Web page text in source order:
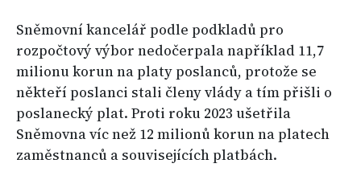
Sněmovní kancelář podle podkladů pro
rozpočtový výbor nedočerpala například 11,7
milionu korun na platy poslanců, protože se
někteří poslanci stali členy vlády a tím přišli o
poslanecký plat. Proti roku 2023 ušetřila
Sněmovna víc než 12 milionů korun na platech
zaměstnanců a souvisejících platbách.